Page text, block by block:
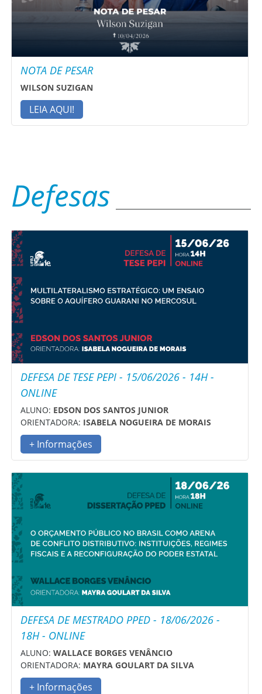
NOTA DE PESAR
WILSON SUZIGAN
LEIA AQUI!
Defesas
DEFESA DE TESE PEPI - 15/06/2026 - 14H -
ONLINE
ALUNO: EDSON DOS SANTOS JUNIOR
ORIENTADORA: ISABELA NOGUEIRA DE MORAIS
+ Informações
DEFESA DE MESTRADO PPED - 18/06/2026 -
18H - ONLINE
ALUNO: WALLACE BORGES VENÂNCIO
ORIENTADORA: MAYRA GOULART DA SILVA
+ Informações